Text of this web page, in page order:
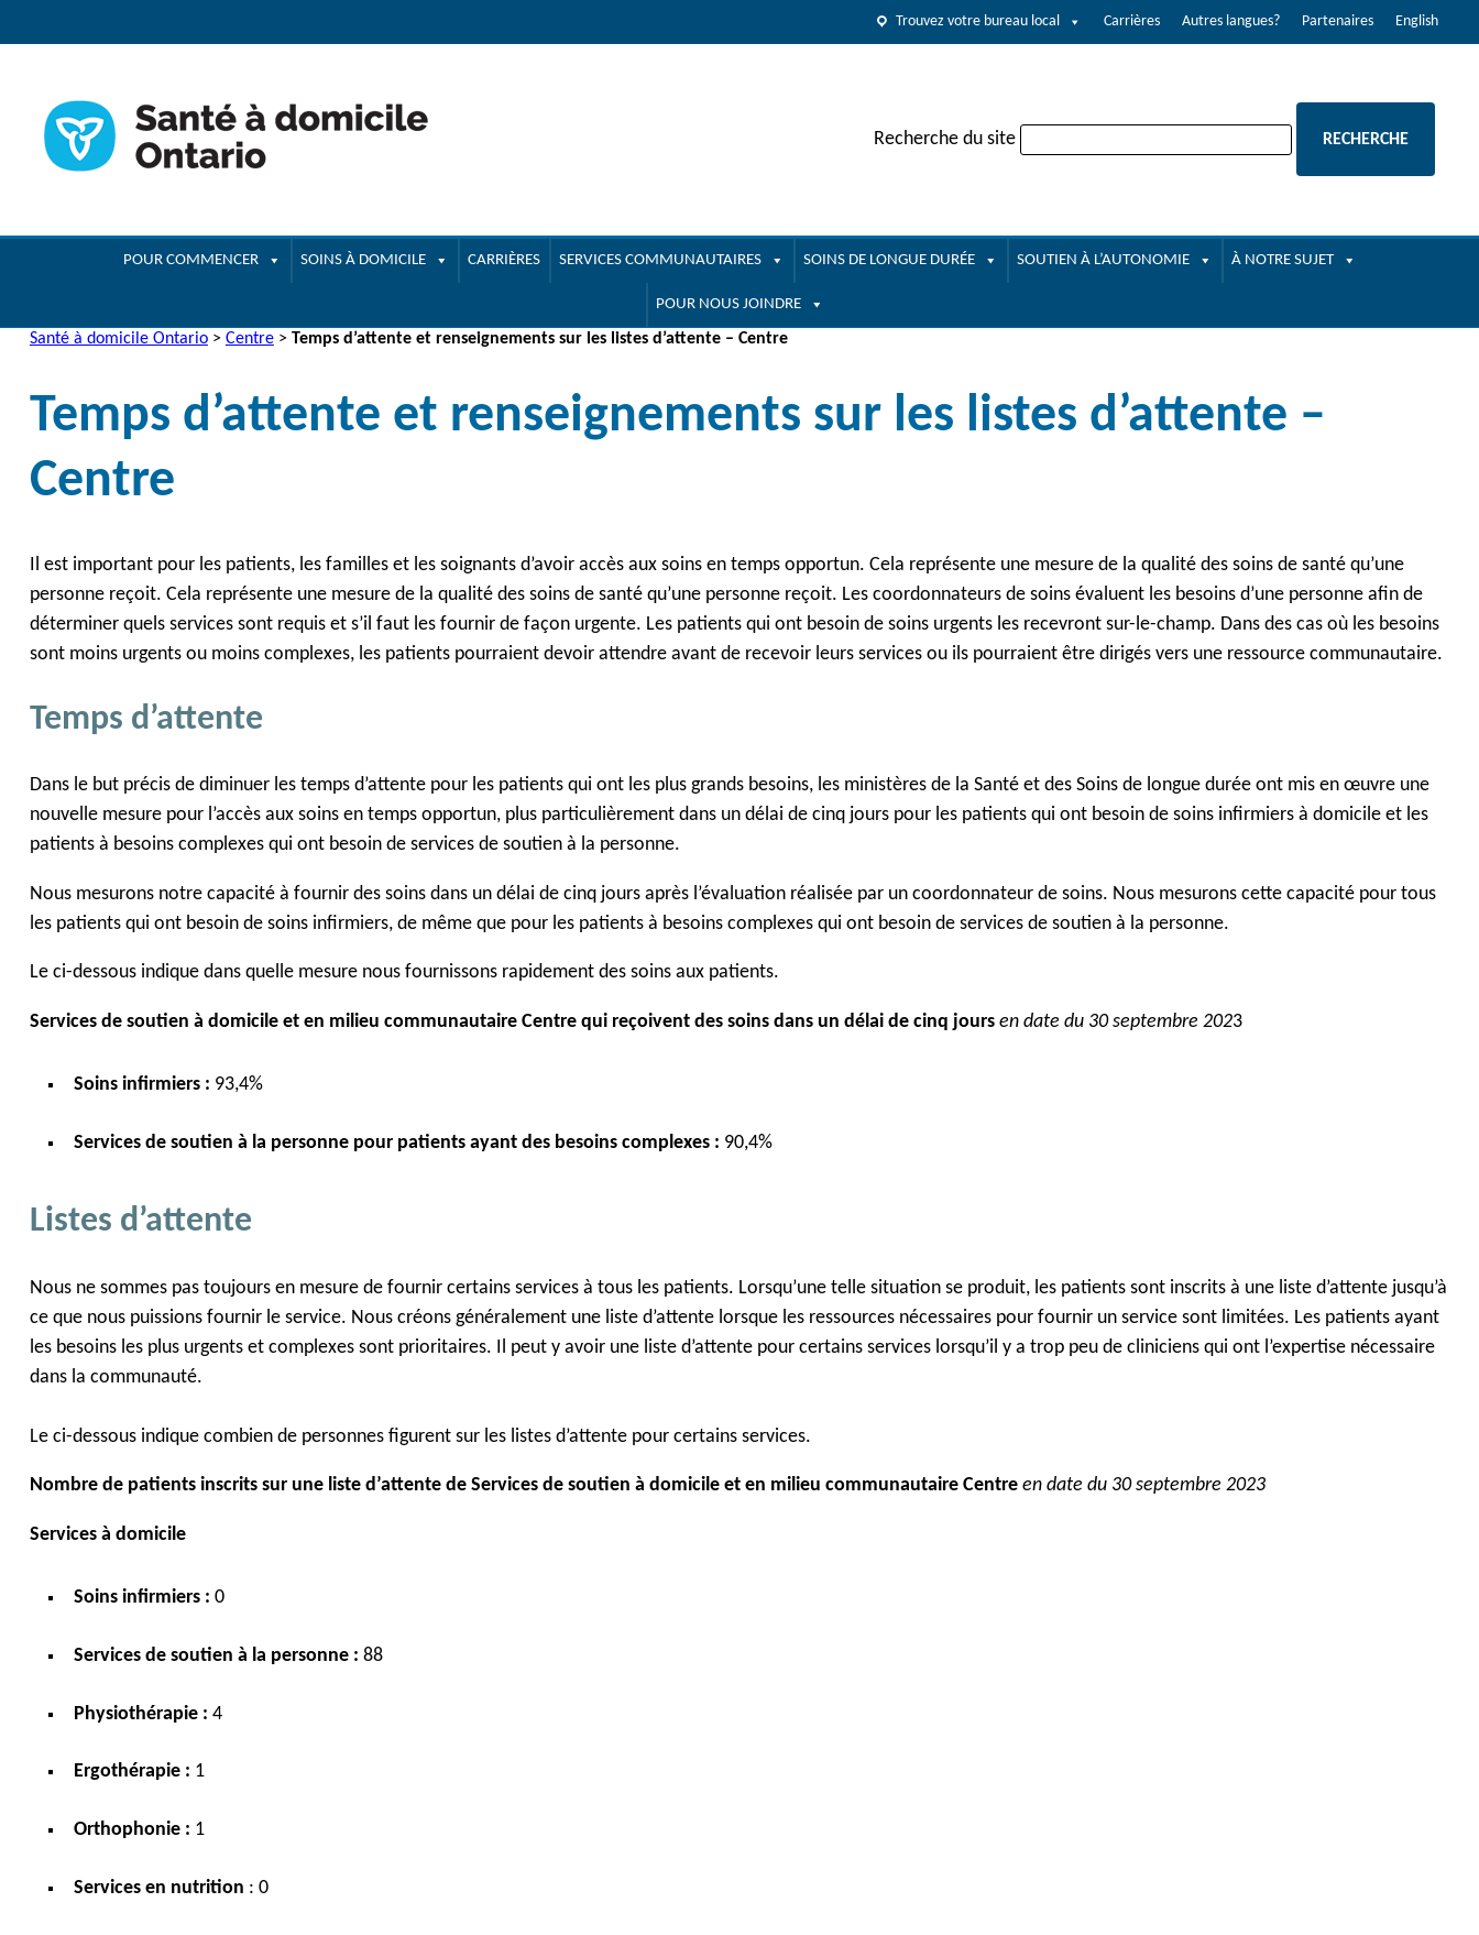
Trouvez votre bureau local Carrières Autres langues? Partenaires English
Recherche du site
POUR COMMENCER SOINS À DOMICILE CARRIÈRES SERVICES COMMUNAUTAIRES SOINS DE LONGUE DURÉE SOUTIEN À L’AUTONOMIE À NOTRE SUJET
POUR NOUS JOINDRE
Santé à domicile Ontario> Centre> Temps d’attente et renseignements sur les listes d’attente – Centre
Temps d’attente et renseignements sur les listes d’attente –
Centre
Il est important pour les patients, les familles et les soignants d’avoir accès aux soins en temps opportun. Cela représente une mesure de la qualité des soins de santé qu’une
personne reçoit. Cela représente une mesure de la qualité des soins de santé qu’une personne reçoit. Les coordonnateurs de soins évaluent les besoins d’une personne afin de
déterminer quels services sont requis et s’il faut les fournir de façon urgente. Les patients qui ont besoin de soins urgents les recevront sur-le-champ. Dans des cas où les besoins
sont moins urgents ou moins complexes, les patients pourraient devoir attendre avant de recevoir leurs services ou ils pourraient être dirigés vers une ressource communautaire.
Temps d’attente
Dans le but précis de diminuer les temps d’attente pour les patients qui ont les plus grands besoins, les ministères de la Santé et des Soins de longue durée ont mis en œuvre une
nouvelle mesure pour l’accès aux soins en temps opportun, plus particulièrement dans un délai de cinq jours pour les patients qui ont besoin de soins infirmiers à domicile et les
patients à besoins complexes qui ont besoin de services de soutien à la personne.
Nous mesurons notre capacité à fournir des soins dans un délai de cinq jours après l’évaluation réalisée par un coordonnateur de soins. Nous mesurons cette capacité pour tous
les patients qui ont besoin de soins infirmiers, de même que pour les patients à besoins complexes qui ont besoin de services de soutien à la personne.
Le ci-dessous indique dans quelle mesure nous fournissons rapidement des soins aux patients.
Services de soutien à domicile et en milieu communautaire Centre qui reçoivent des soins dans un délai de cinq jours en date du 30 septembre 2023
Soins infirmiers : 93,4%
Services de soutien à la personne pour patients ayant des besoins complexes : 90,4%
Listes d’attente
Nous ne sommes pas toujours en mesure de fournir certains services à tous les patients. Lorsqu’une telle situation se produit, les patients sont inscrits à une liste d’attente jusqu’à
ce que nous puissions fournir le service. Nous créons généralement une liste d’attente lorsque les ressources nécessaires pour fournir un service sont limitées. Les patients ayant
les besoins les plus urgents et complexes sont prioritaires. Il peut y avoir une liste d’attente pour certains services lorsqu’il y a trop peu de cliniciens qui ont l’expertise nécessaire
dans la communauté.
Le ci-dessous indique combien de personnes figurent sur les listes d’attente pour certains services.
Nombre de patients inscrits sur une liste d’attente de Services de soutien à domicile et en milieu communautaire Centre en date du 30 septembre 2023
Services à domicile
Soins infirmiers : 0
Services de soutien à la personne : 88
Physiothérapie : 4
Ergothérapie : 1
Orthophonie : 1
Services en nutrition : 0